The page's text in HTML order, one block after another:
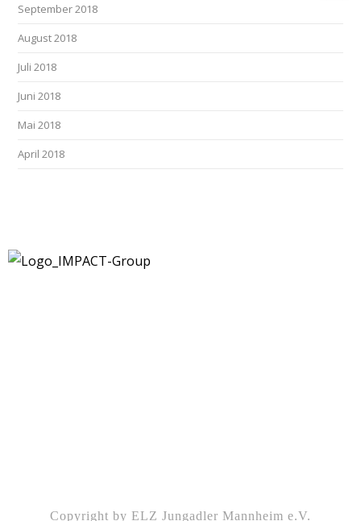
September 2018
August 2018
Juli 2018
Juni 2018
Mai 2018
April 2018
Copyright by ELZ Jungadler Mannheim e.V.